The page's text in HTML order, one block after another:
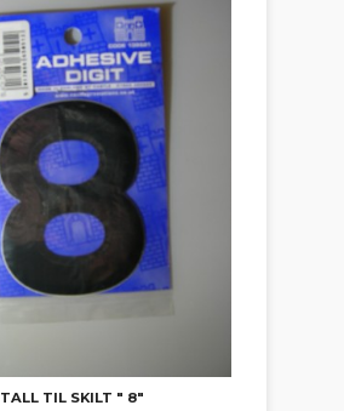
TALL TIL SKILT " 8"